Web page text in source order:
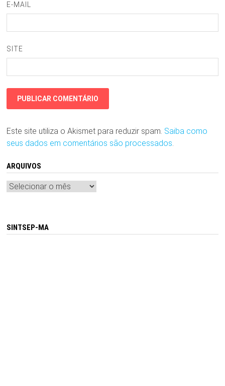
E-MAIL
SITE
Este site utiliza o Akismet para reduzir spam. Saiba como
seus dados em comentários são processados.
ARQUIVOS
Arquivos
SINTSEP-MA